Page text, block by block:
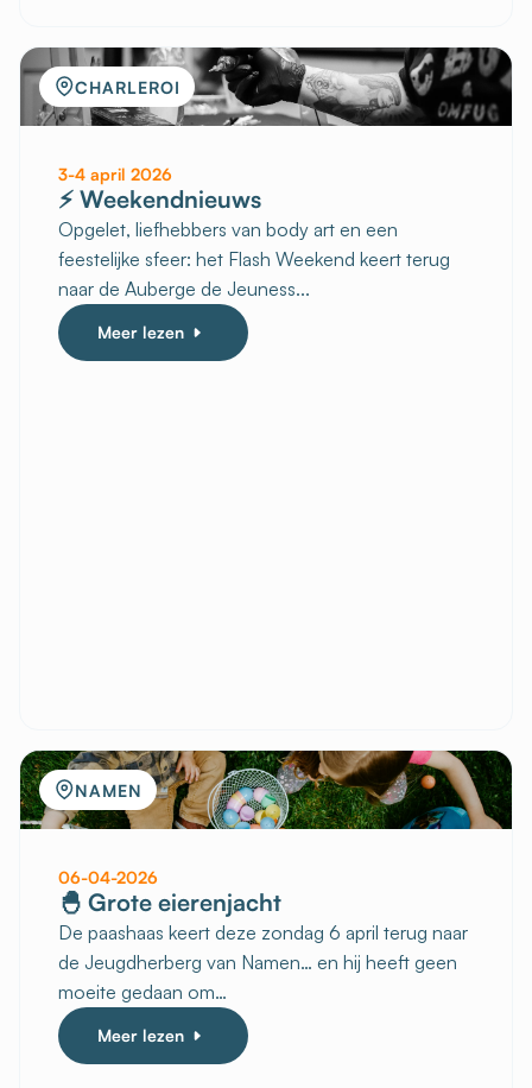
CHARLEROI
3-4 april 2026
⚡ Weekendnieuws
Opgelet, liefhebbers van body art en een
feestelijke sfeer: het Flash Weekend keert terug
naar de Auberge de Jeuness...
Meer lezen
NAMEN
06-04-2026
🐣 Grote eierenjacht
De paashaas keert deze zondag 6 april terug naar
de Jeugdherberg van Namen… en hij heeft geen
moeite gedaan om…
Meer lezen